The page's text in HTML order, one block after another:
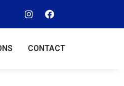
CONTACT